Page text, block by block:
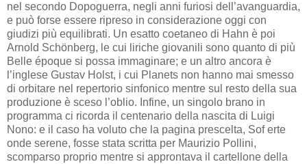
nel secondo Dopoguerra, negli anni furiosi dell’avanguardia,
e può forse essere ripreso in considerazione oggi con
giudizi più equilibrati. Un esatto coetaneo di Hahn è poi
Arnold Schönberg, le cui liriche giovanili sono quanto di più
Belle époque si possa immaginare; e un altro ancora è
l’inglese Gustav Holst, i cui Planets non hanno mai smesso
di orbitare nel repertorio sinfonico mentre sul resto della sua
produzione è sceso l’oblio. Infine, un singolo brano in
programma ci ricorda il centenario della nascita di Luigi
Nono: e il caso ha voluto che la pagina prescelta, Sof erte
onde serene, fosse stata scritta per Maurizio Pollini,
scomparso proprio mentre si approntava il cartellone della